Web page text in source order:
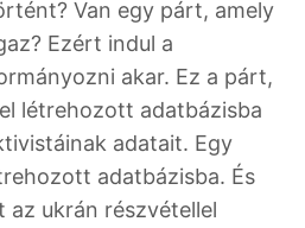
Van egy párt, amely
Ezért indul a
akar. Ez a párt,
létrehozott adatbázisba
adatait. Egy
adatbázisba. És
ukrán részvétellel